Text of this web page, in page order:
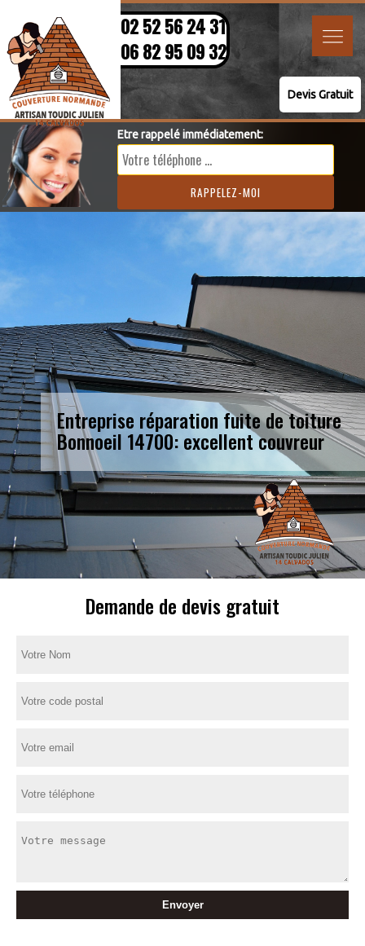
02 52 56 24 31
06 82 95 09 32
Devis Gratuit
Etre rappelé immédiatement:
Entreprise réparation fuite de toiture
Bonnoeil 14700: excellent couvreur
Demande de devis gratuit